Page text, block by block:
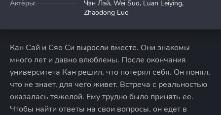
Актёры:
Чэн Лэй, Wei Suo, Luan Leiying,
Zhaodong Luo
Кан Сай и Сяо Си выросли вместе. Они знакомы
много лет и давно влюблены. После окончания
университета Кан решил, что потерял себя. Он понял,
что не знает, для чего живет. Встреча с реальностью
оказалась тяжелой. Ему трудно было принять ее.
Чтобы найти ответы на свои вопросы, он едет в